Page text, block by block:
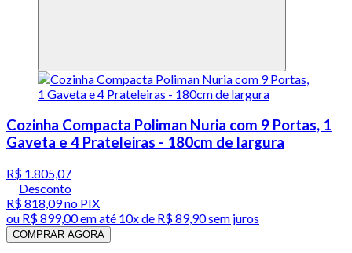
Cozinha Compacta Poliman Nuria com 9 Portas, 1
Gaveta e 4 Prateleiras - 180cm de largura
R$ 1.805,07
Desconto
R$ 818,09no PIX
ou R$ 899,00em até 10x de R$ 89,90 sem juros
COMPRAR AGORA